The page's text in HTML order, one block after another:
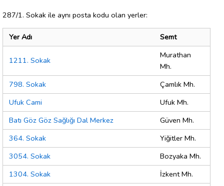
287/1. Sokak ile aynı posta kodu olan yerler:
Yer Adı Semt
1211. Sokak
Murathan
Mh.
798. Sokak
Çamlık Mh.
Ufuk Cami
Ufuk Mh.
Batı Göz Göz Sağlığı Dal Merkez
Güven Mh.
364. Sokak
Yiğitler Mh.
3054. Sokak
Bozyaka Mh.
1304. Sokak
İzkent Mh.